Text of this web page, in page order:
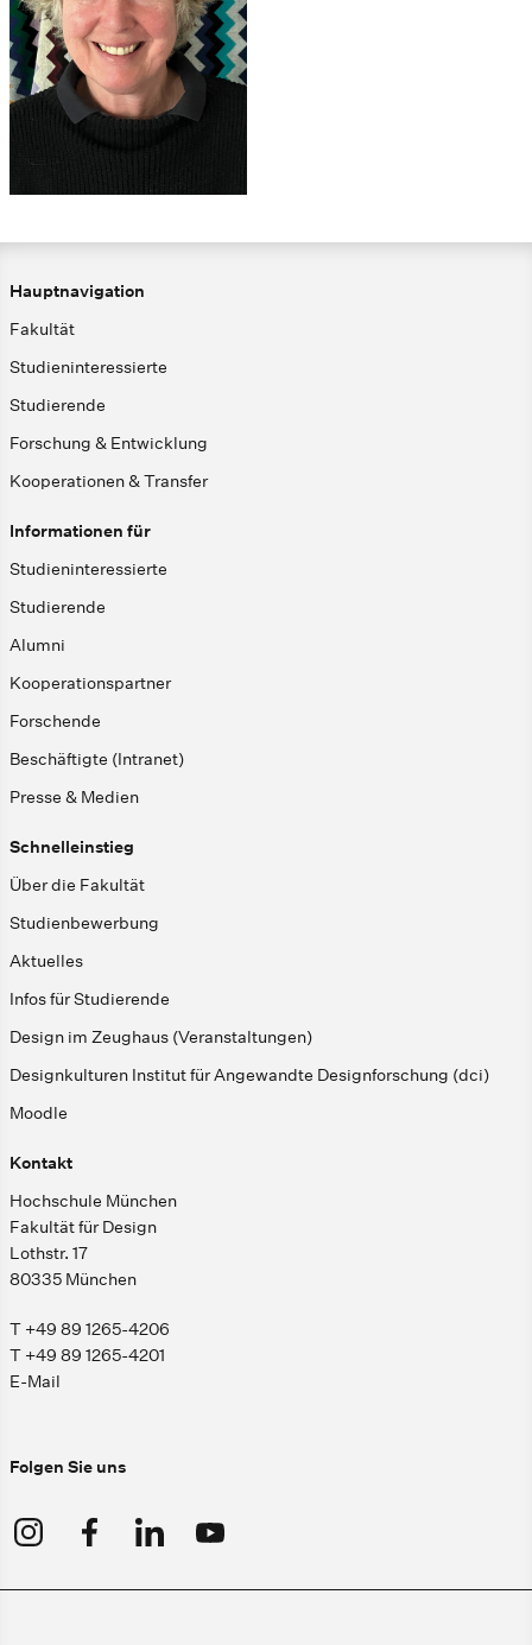
Hauptnavigation
Fakultät
Studieninteressierte
Studierende
Forschung & Entwicklung
Kooperationen & Transfer
Informationen für
Studieninteressierte
Studierende
Alumni
Kooperationspartner
Forschende
Beschäftigte (Intranet)
Presse & Medien
Schnelleinstieg
Über die Fakultät
Studienbewerbung
Aktuelles
Infos für Studierende
Design im Zeughaus (Veranstaltungen)
Designkulturen Institut für Angewandte Designforschung (dci)
Moodle
Kontakt
Hochschule München
Fakultät für Design
Lothstr. 17
80335 München
T +49 89 1265-4206
T +49 89 1265-4201
E-Mail
Folgen Sie uns